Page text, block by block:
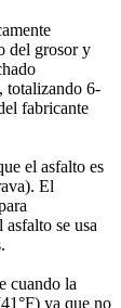
del grosor y
totalizando 6-
fabricante
el asfalto es
El
se usa
cuando la
ya que no